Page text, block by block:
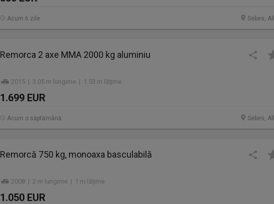
Sebes,
Acum 6 zile
Remorca 2 axe MMA 2000 kg aluminiu
2015 | 3.05 m lungime | 1.53 m lăţime
1.699 EUR
Sebes,
Acum o săptămână
Remorcă 750 kg, monoaxa basculabilă
2008 | 2 m lungime | 1 m lăţime
1.050 EUR